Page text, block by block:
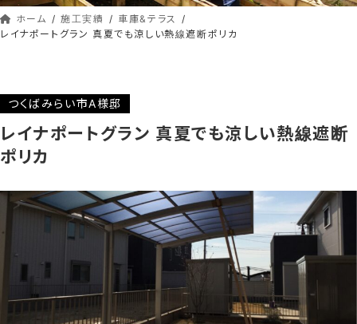
ホーム 施工実績
車庫&テラス
レイナポートグラン 真夏でも涼しい熱線遮断ポリカ
つくばみらい市A様邸
レイナポートグラン 真夏でも涼しい熱線遮断
ポリカ